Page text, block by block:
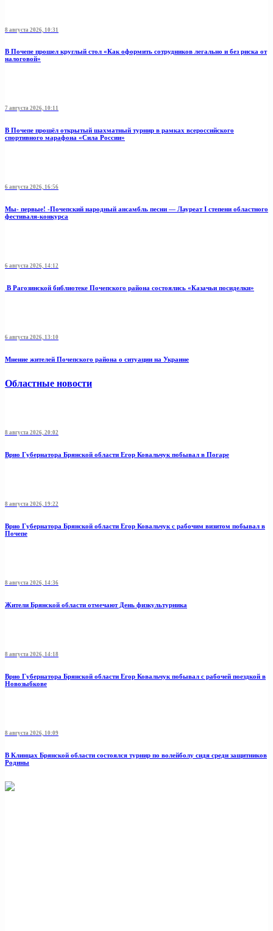
8 августа 2026, 10:31
В Почепе прошел круглый стол «Как оформить сотрудников легально и без риска от
налоговой»
7 августа 2026, 10:11
В Почепе прошёл открытый шахматный турнир в рамках всероссийского
спортивного марафона «Сила России»
6 августа 2026, 16:56
Мы- первые! -Почепский народный ансамбль песни — Лауреат I степени областного
фестиваля-конкурса
6 августа 2026, 14:12
В Рагозинской библиотеке Почепского района состоялись «Казачьи посиделки»
6 августа 2026, 13:10
Мнение жителей Почепского района о ситуации на Украине
Областные новости
8 августа 2026, 20:02
Врио Губернатора Брянской области Егор Ковальчук побывал в Погаре
8 августа 2026, 19:22
Врио Губернатора Брянской области Егор Ковальчук с рабочим визитом побывал в
Почепе
8 августа 2026, 14:36
Жители Брянской области отмечают День физкультурника
8 августа 2026, 14:18
Врио Губернатора Брянской области Егор Ковальчук побывал с рабочей поездкой в
Новозыбкове
8 августа 2026, 10:09
В Клинцах Брянской области состоялся турнир по волейболу сидя среди защитников
Родины